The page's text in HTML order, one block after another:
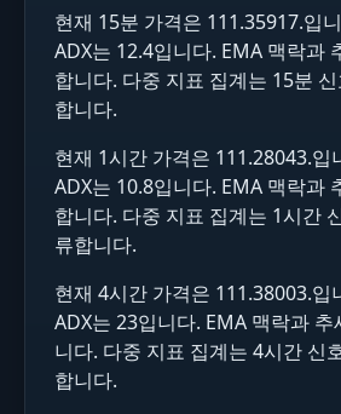
현재 15분 가격은 111.35917.입
ADX는 12.4입니다. EMA 맥락과
합니다. 다중 지표 집계는 15분
합니다.
현재 1시간 가격은 111.28043.입
ADX는 10.8입니다. EMA 맥락과
합니다. 다중 지표 집계는 1시간
류합니다.
현재 4시간 가격은 111.38003.입
ADX는 23입니다. EMA 맥락과
니다. 다중 지표 집계는 4시간 신
합니다.